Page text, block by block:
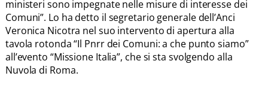
ministeri sono impegnate nelle misure di interesse dei
Comuni”. Lo ha detto il segretario generale dell’Anci
Veronica Nicotra nel suo intervento di apertura alla
tavola rotonda “Il Pnrr dei Comuni: a che punto siamo”
all’evento “Missione Italia”, che si sta svolgendo alla
Nuvola di Roma.